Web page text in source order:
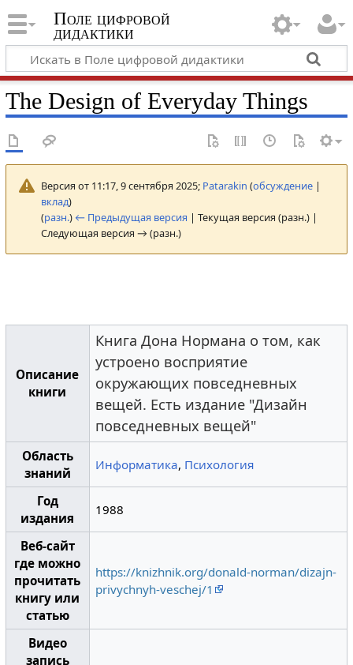
Поле цифровой
дидактики
The Design of Everyday Things
Версия от 11:17, 9 сентября 2025; Patarakin (обсуждение|
вклад)
(разн.) ← Предыдущая версия | Текущая версия (разн.) |
Следующая версия → (разн.)
Описание
книги
Книга Дона Нормана о том, как
устроено восприятие
окружающих повседневных
вещей. Есть издание "Дизайн
повседневных вещей"
Область
знаний
Информатика, Психология
Год
издания
1988
Веб-сайт
где можно
прочитать
книгу или
статью
https://knizhnik.org/donald-norman/dizajn-
privychnyh-veschej/1
Видео
запись